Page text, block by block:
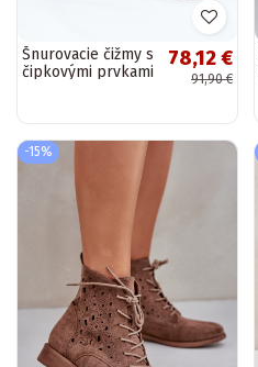
Šnurovacie čižmy s
čipkovými prvkami
78,12 €
91,90 €
-15%